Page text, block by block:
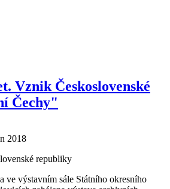
Vznik Československé
Čechy"
2018
ve výstavním sále Státního okresního